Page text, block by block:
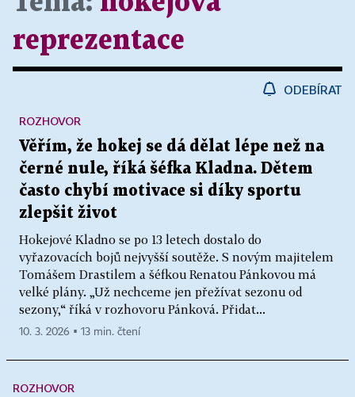
reprezentace
ODEBÍRAT
Věřím, že hokej se dá dělat lépe než na
černé nule, říká šéfka Kladna. Dětem
často chybí motivace si díky sportu
zlepšit život
Hokejové Kladno se po 13 letech dostalo do
vyřazovacích bojů nejvyšší soutěže. S novým majitelem
Tomášem Drastilem a šéfkou Renatou Pánkovou má
velké plány. „Už nechceme jen přežívat sezonu od
sezony,“ říká v rozhovoru Pánková. Přidat...
ROZHOVOR
10. 3. 2026 ▪ 13 min. čtení
ROZHOVOR